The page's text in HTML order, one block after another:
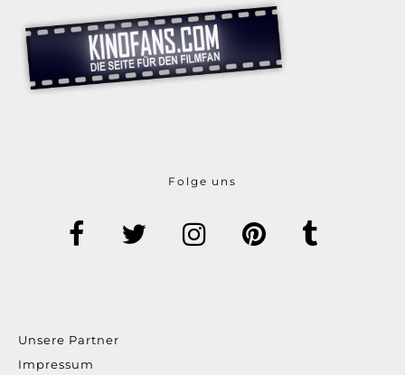
Folge uns
Unsere Partner
Impressum